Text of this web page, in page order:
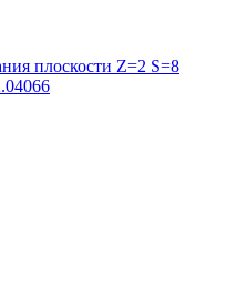
плоскости Z=2 S=8